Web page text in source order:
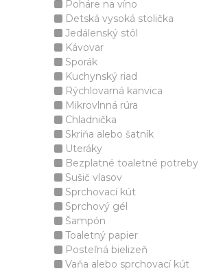
Poháre na víno
Detská vysoká stolička
Jedálenský stôl
Kávovar
Sporák
Kuchynský riad
Rýchlovarná kanvica
Mikrovlnná rúra
Chladnička
Skriňa alebo šatník
Uteráky
Bezplatné toaletné potreby
Sušič vlasov
Sprchovací kút
Sprchový gél
Šampón
Toaletný papier
Posteľná bielizeň
Vaňa alebo sprchovací kút